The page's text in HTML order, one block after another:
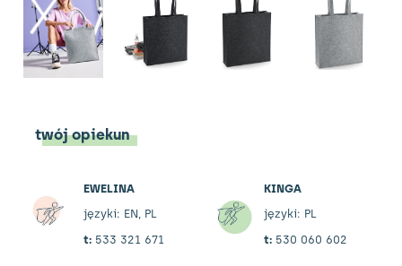
twój opiekun
EWELINA
języki: EN, PL
t:533 321 671
KINGA
języki: PL
t: 530 060 602